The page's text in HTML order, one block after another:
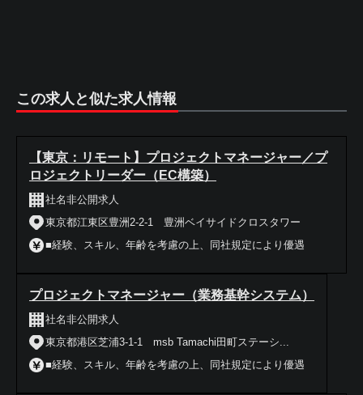
この求人と似た求人情報
【東京：リモート】プロジェクトマネージャー／プ
ロジェクトリーダー（EC構築）
社名非公開求人
東京都江東区豊洲2-2-1 豊洲ベイサイドクロスタワー
■経験、スキル、年齢を考慮の上、同社規定により優遇
プロジェクトマネージャー（業務基幹システム）
社名非公開求人
東京都港区芝浦3-1-1 msb Tamachi田町ステーシ...
■経験、スキル、年齢を考慮の上、同社規定により優遇